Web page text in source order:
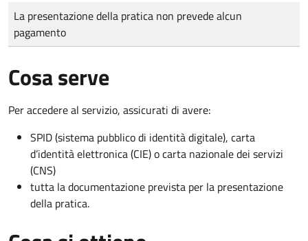
Tipo di pagamento
Importo
La presentazione della pratica non prevede alcun
pagamento
Cosa serve
Per accedere al servizio, assicurati di avere:
SPID (sistema pubblico di identità digitale), carta
d’identità elettronica (CIE) o carta nazionale dei servizi
(CNS)
tutta la documentazione prevista per la presentazione
della pratica.